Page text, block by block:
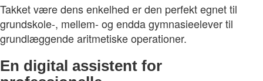
Takket være dens enkelhed er den perfekt egnet til
grundskole-, mellem- og endda gymnasieelever til
grundlæggende aritmetiske operationer.
En digital assistent for